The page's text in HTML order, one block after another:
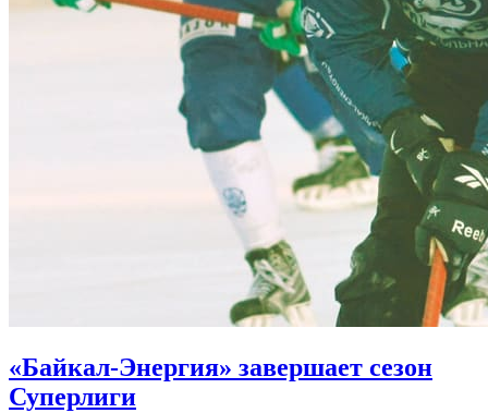
«Байкал-Энергия» завершает сезон
Суперлиги